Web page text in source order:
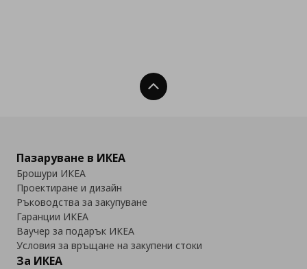
Нагоре
Пазаруване в ИКЕА
Брошури ИКЕА
Проектиране и дизайн
Ръководства за закупуване
Гаранции ИКЕА
Ваучер за подарък ИКЕА
Условия за връщане на закупени стоки
За ИКЕА